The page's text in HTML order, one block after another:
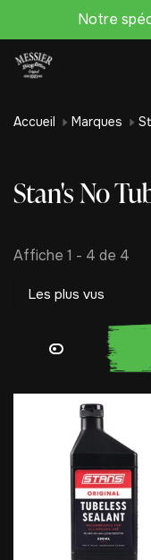
Notre
Accueil Marques
Stan's No
Affiche 1 - 4 de 4
Les plus vus